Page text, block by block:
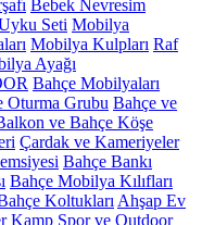
Bebek Nevresim
Seti Mobilya
Mobilya Kulpları Raf
Ayağı
Bahçe Mobilyaları
Oturma Grubu Bahçe ve
ve Bahçe Köşe
Çardak ve Kameriyeler
Bahçe Bankı
Bahçe Mobilya Kılıfları
Koltukları Ahşap Ev
Kamp Spor ve Outdoor